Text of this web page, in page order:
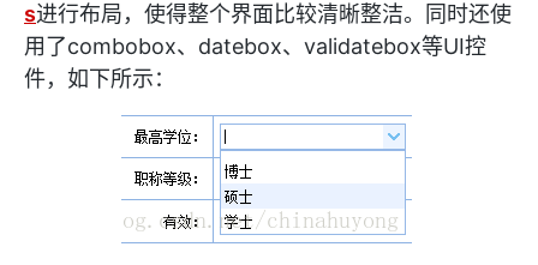
s进行布局，使得整个界面比较清晰整洁。同时还使
用了combobox、datebox、validatebox等UI控
件，如下所示：